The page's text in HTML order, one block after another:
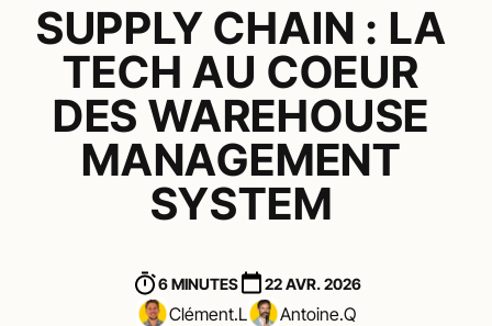
SUPPLY CHAIN : LA
TECH AU COEUR
DES WAREHOUSE
MANAGEMENT
SYSTEM
6 MINUTES 22 AVR. 2026
Clément.L Antoine.Q